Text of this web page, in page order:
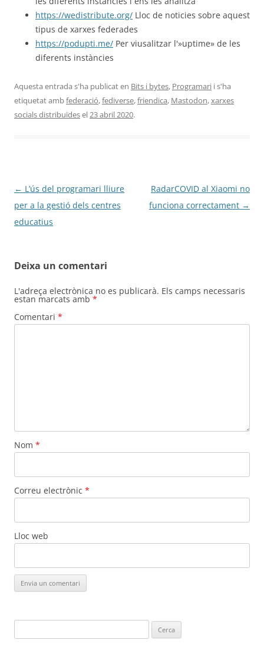
https://wedistribute.org/ Lloc de noticies sobre aquest
tipus de xarxes federades
https://podupti.me/ Per viusalitzar l'»uptime» de les
diferents instàncies
Aquesta entrada s'ha publicat en Bits i bytes, Programari i s'ha
etiquetat ambfederació,fediverse,friendica, Mastodon,xarxes
socials distribuïdesel23 abril 2020.
Navegació
per
les
← L’ús del programari lliure
per a la gestió dels centres
educatius
RadarCOVID al Xiaomi no
funciona correctament →
Deixa un comentari
L'adreça electrònica no es publicarà. Els camps necessaris
estan marcats amb *
Comentari *
Nom *
Correu electrònic *
Lloc web